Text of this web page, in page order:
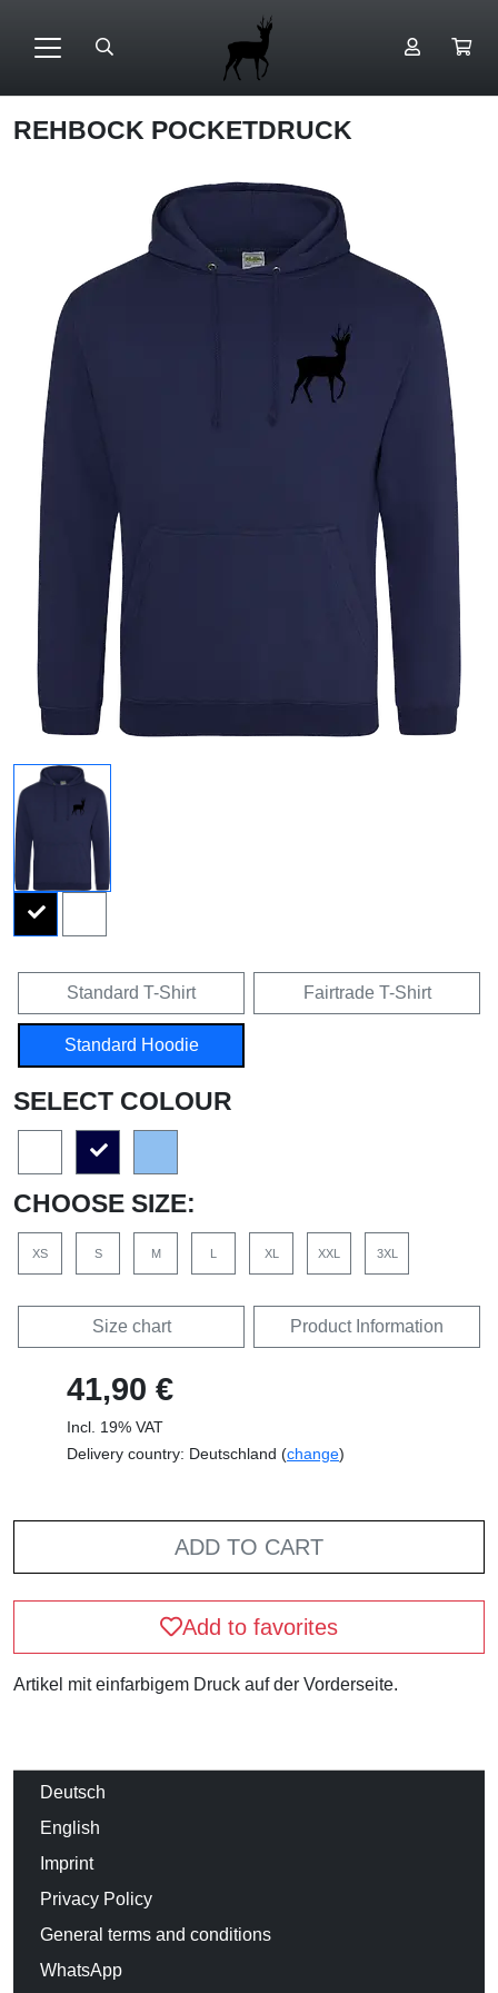
REHBOCK POCKETDRUCK
Standard T-Shirt Fairtrade T-Shirt
Standard Hoodie
SELECT COLOUR
CHOOSE SIZE:
XS S M L XL XXL 3XL
Size chart Product Information
41,90 €
Incl. 19% VAT
Delivery country: Deutschland (change)
ADD TO CART
Add to favorites
Artikel mit einfarbigem Druck auf der Vorderseite.
Deutsch
English
Imprint
Privacy Policy
General terms and conditions
WhatsApp